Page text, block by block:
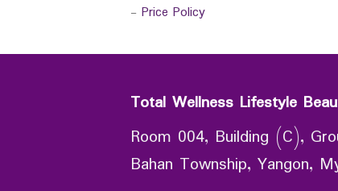
- Price Policy
Total Wellness Lifestyle
Room 004, Building (C),
Bahan Township, Yangon,